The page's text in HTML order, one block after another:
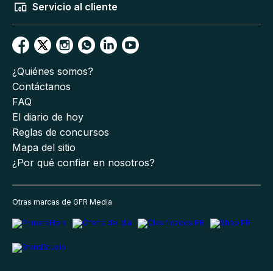
Servicio al cliente
¿Quiénes somos?
Contáctanos
FAQ
El diario de hoy
Reglas de concursos
Mapa del sitio
¿Por qué confiar en nosotros?
Otras marcas de GFR Media